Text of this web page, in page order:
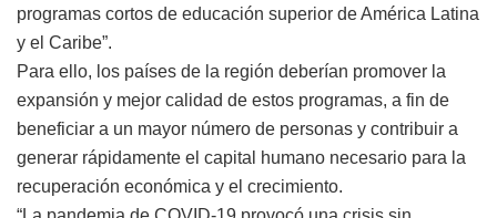
programas cortos de educación superior de América Latina
y el Caribe”.
Para ello, los países de la región deberían promover la
expansión y mejor calidad de estos programas, a fin de
beneficiar a un mayor número de personas y contribuir a
generar rápidamente el capital humano necesario para la
recuperación económica y el crecimiento.